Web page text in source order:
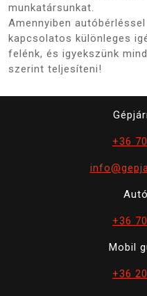
munkatársunkat.
Amennyiben
kapcsolatos különleges
felénk, és igyekszünk
szerint teljesíteni!
+36
+36
Mobil
+36